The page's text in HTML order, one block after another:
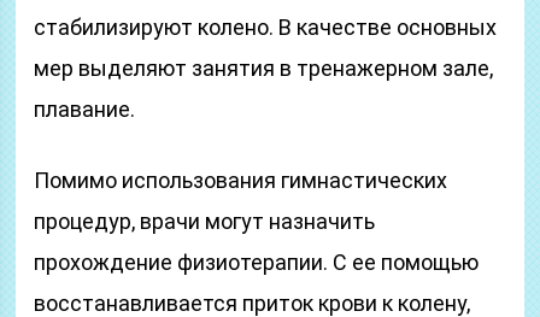
стабилизируют колено. В качестве основных
мер выделяют занятия в тренажерном зале,
плавание.
Помимо использования гимнастических
процедур, врачи могут назначить
прохождение физиотерапии. С ее помощью
восстанавливается приток крови к колену,